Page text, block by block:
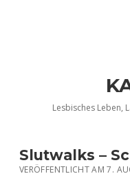
Lesbisches Leben,
Slutwalks –
VERÖFFENTLICHT AM 7.